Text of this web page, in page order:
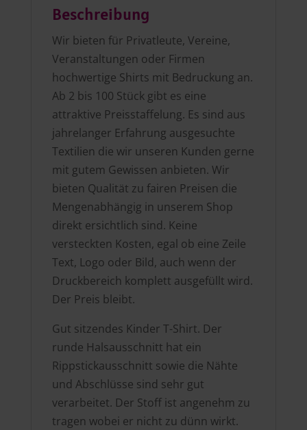
Beschreibung
Wir bieten für Privatleute, Vereine,
Veranstaltungen oder Firmen
hochwertige Shirts mit Bedruckung an.
Ab 2 bis 100 Stück gibt es eine
attraktive Preisstaffelung. Es sind aus
jahrelanger Erfahrung ausgesuchte
Textilien die wir unseren Kunden gerne
mit gutem Gewissen anbieten. Wir
bieten Qualität zu fairen Preisen die
Mengenabhängig in unserem Shop
direkt ersichtlich sind. Keine
versteckten Kosten, egal ob eine Zeile
Text, Logo oder Bild, auch wenn der
Druckbereich komplett ausgefüllt wird.
Der Preis bleibt.
Gut sitzendes Kinder T-Shirt. Der
runde Halsausschnitt hat ein
Rippstickausschnitt sowie die Nähte
und Abschlüsse sind sehr gut
verarbeitet. Der Stoff ist angenehm zu
tragen wobei er nicht zu dünn wirkt.